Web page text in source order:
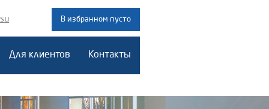
В избранном пусто
Для клиентов Контакты